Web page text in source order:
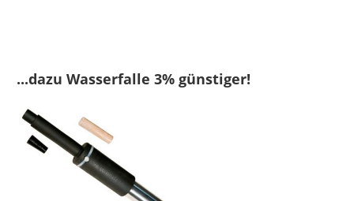
...dazu Wasserfalle 3% günstiger!